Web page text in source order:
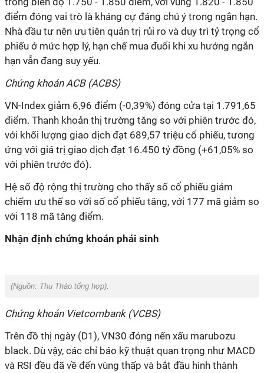
điểm đóng vai trò là kháng cự đáng chú ý trong ngắn hạn.
Nhà đầu tư nên ưu tiên quản trị rủi ro và duy trì tỷ trọng cổ
phiếu ở mức hợp lý, hạn chế mua đuổi khi xu hướng ngắn
hạn vẫn đang suy yếu.
Chứng khoán ACB (ACBS)
VN-Index giảm 6,96 điểm (-0,39%) đóng cửa tại 1.791,65
điểm. Thanh khoản thị trường tăng so với phiên trước đó,
với khối lượng giao dịch đạt 689,57 triệu cổ phiếu, tương
ứng với giá trị giao dịch đạt 16.450 tỷ đồng (+61,05% so
với phiên trước đó).
Hệ số độ rộng thị trường cho thấy số cổ phiếu giảm
chiếm ưu thế so với số cổ phiếu tăng, với 177 mã giảm so
với 118 mã tăng điểm.
Nhận định chứng khoán phái sinh
(Nguồn: Thu Thảo tổng hợp).
Chứng khoán Vietcombank (VCBS)
Trên đồ thị ngày (D1), VN30 đóng nến xấu marubozu
black. Dù vậy, các chỉ báo kỹ thuật quan trọng như MACD
và RSI đều đã về đến vùng thấp và bắt đầu hình thành